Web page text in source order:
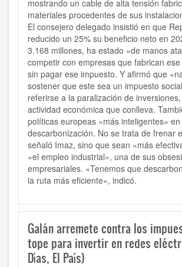
mostrando un cable de alta tensión
materiales procedentes de sus
El consejero delegado insistió en que
reducido un 25% su beneficio neto en
3.168 millones, ha estado «de manos
competir con empresas que fabrican
sin pagar ese impuesto. Y afirmó que
sostener que este sea un impuesto
referirse a la paralización de
actividad económica que conlleva.
políticas europeas «más inteligentes»
descarbonización. No se trata de frenar
señaló Imaz, sino que sean «más
«el empleo industrial», una de sus
empresariales. «Tenemos que
la ruta más eficiente», indicó.
Galán arremete contra los
tope para invertir en redes
Días, El País)